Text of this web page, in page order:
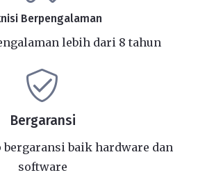
Berpengalaman
lebih dari 8 tahun
Bergaransi
bergaransi baik hardware dan
software